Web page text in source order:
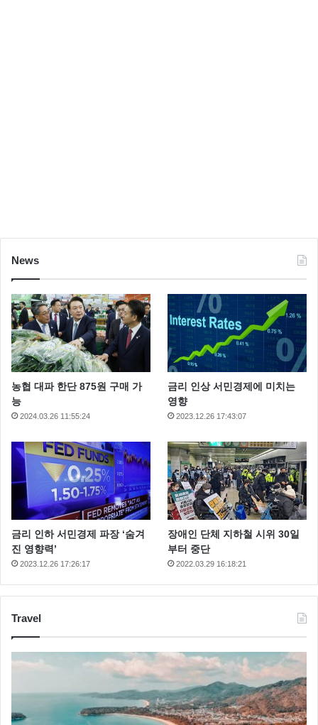
News
농협 대파 한단 875원 구매 가
능
2024.03.26 11:55:24
금리 인상 서민경제에 미치는
영향
2023.12.26 17:43:07
금리 인하 서민경제 파장 ‘숨겨
진 영향력’
2023.12.26 17:26:17
장애인 단체 지하철 시위 30일
부터 중단
2022.03.29 16:18:21
Travel